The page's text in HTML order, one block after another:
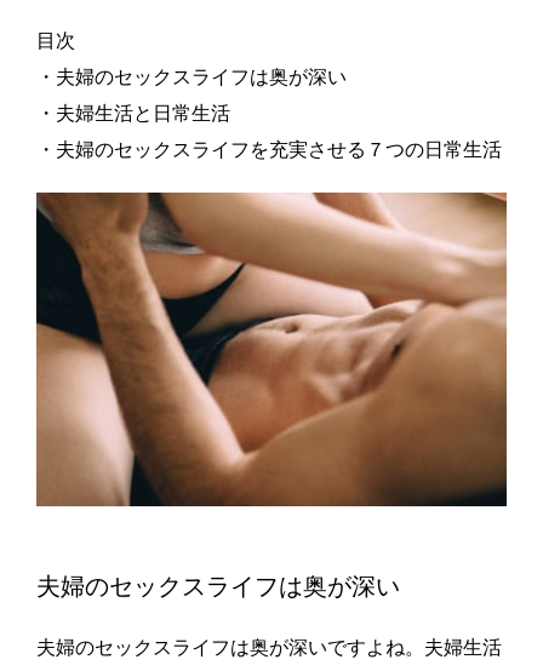
目次
・夫婦のセックスライフは奥が深い
・夫婦生活と日常生活
・夫婦のセックスライフを充実させる７つの日常生活
夫婦のセックスライフは奥が深い
夫婦のセックスライフは奥が深いですよね。夫婦生活